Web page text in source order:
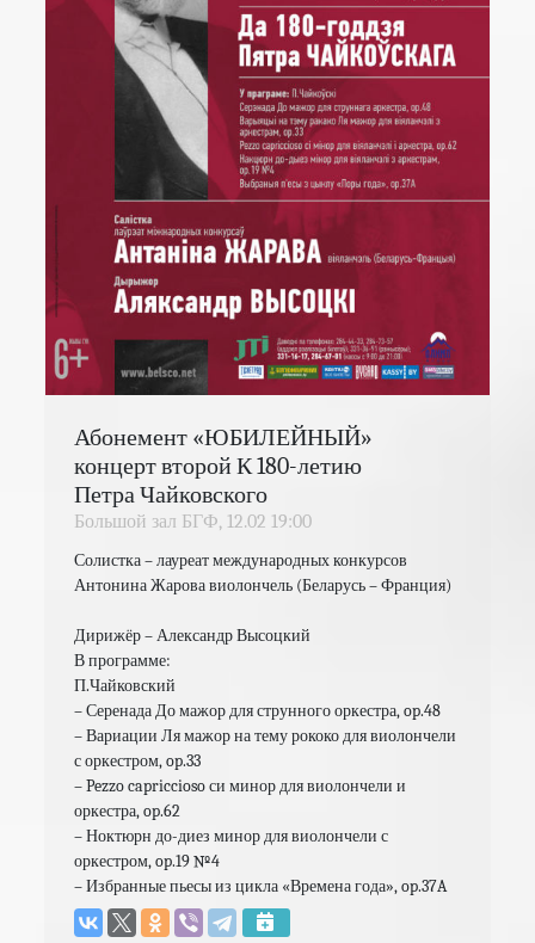
Абонемент «ЮБИЛЕЙНЫЙ»
концерт второй К 180-летию
Петра Чайковского
Большой зал БГФ, 12.02 19:00
Солистка – лауреат международных конкурсов
Антонина Жарова виолончель (Беларусь – Франция)
Дирижёр – Александр Высоцкий
В программе:
П.Чайковский
– Серенада До мажор для струнного оркестра, op.48
– Вариации Ля мажор на тему рококо для виолончели
с оркестром, op.33
– Pezzo capriccioso си минор для виолончели и
оркестра, op.62
– Ноктюрн до-диез минор для виолончели с
оркестром, op.19 №4
– Избранные пьесы из цикла «Времена года», op.37A